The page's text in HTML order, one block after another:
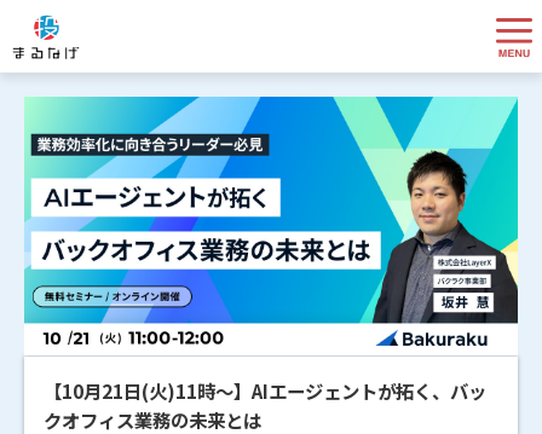
【10月21日(火)11時～】AIエージェントが拓く、バッ
クオフィス業務の未来とは